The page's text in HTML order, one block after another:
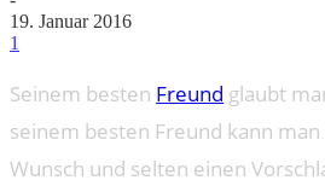
19. Januar 2016
1
Seinem besten Freund glaubt
seinem besten Freund kann
Wunsch und selten einen